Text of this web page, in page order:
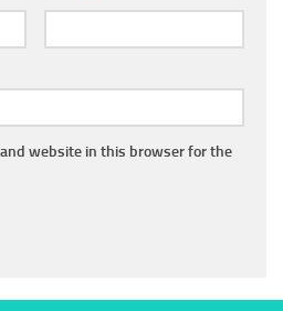
website in this browser for the